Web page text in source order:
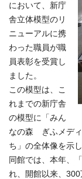
において、新庁
舎立体模型のリ
ニューアルに携
わった職員が職
員表彰を受賞し
ました。
この模型は、こ
れまでの新庁舎
の模型に「みん
なの森 ぎふメディ
ち」の全体像を示
同館では、本年、
れ、開館以来、